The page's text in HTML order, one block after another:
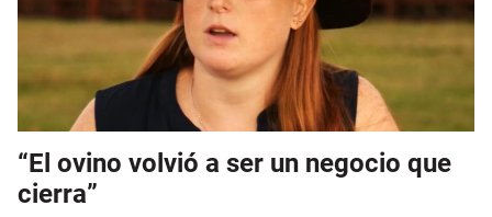
“El ovino volvió a ser un negocio que
cierra”